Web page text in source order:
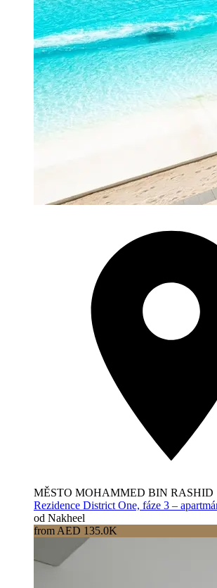
MĚSTO MOHAMMED BIN RASHID
Rezidence District One, fáze 3 –
od Nakheel
from AED 135.0K